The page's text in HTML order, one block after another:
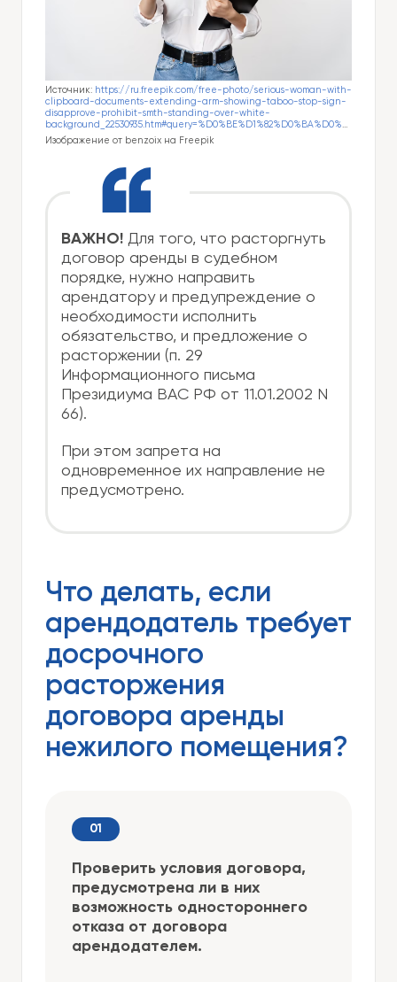
Источник: https://ru.freepik.com/free-photo/serious-woman-with-
clipboard-documents-extending-arm-showing-taboo-stop-sign-
disapprove-prohibit-smth-standing-over-white-
background_22530935.htm#query=%D0%BE%D1%82%D0%BA%D0%B0%D0%B7%20%D1%81%D1%83%D0%B4%D0%B0&position=8&from_view=search&track=ais
Изображение от benzoix на Freepik
ВАЖНО! Для того, что расторгнуть
договор аренды в судебном
порядке, нужно направить
арендатору и предупреждение о
необходимости исполнить
обязательство, и предложение о
расторжении (п. 29
Информационного письма
Президиума ВАС РФ от 11.01.2002 N
66).
При этом запрета на
одновременное их направление не
предусмотрено.
Что делать, если
арендодатель требует
досрочного
расторжения
договора аренды
нежилого помещения?
Проверить условия договора,
предусмотрена ли в них
возможность одностороннего
отказа от договора
арендодателем.